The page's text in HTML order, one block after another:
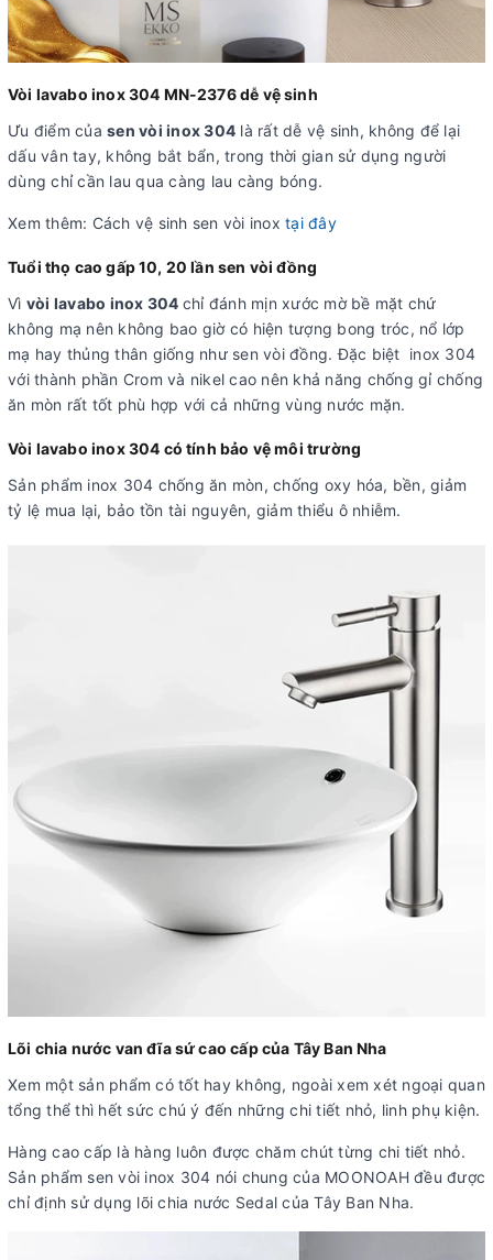
Vòi lavabo inox 304 MN-2376 dễ vệ sinh
Ưu điểm của sen vòi inox 304 là rất dễ vệ sinh, không để lại
dấu vân tay, không bắt bẩn, trong thời gian sử dụng người
dùng chỉ cần lau qua càng lau càng bóng.
Xem thêm: Cách vệ sinh sen vòi inox tại đây
Tuổi thọ cao gấp 10, 20 lần sen vòi đồng
Vì vòi lavabo inox 304 chỉ đánh mịn xước mờ bề mặt chứ
không mạ nên không bao giờ có hiện tượng bong tróc, nổ lớp
mạ hay thủng thân giống như sen vòi đồng. Đặc biệt inox 304
với thành phần Crom và nikel cao nên khả năng chống gỉ chống
ăn mòn rất tốt phù hợp với cả những vùng nước mặn.
Vòi lavabo inox 304 có tính bảo vệ môi trường
Sản phẩm inox 304 chống ăn mòn, chống oxy hóa, bền, giảm
tỷ lệ mua lại, bảo tồn tài nguyên, giảm thiểu ô nhiễm.
Lõi chia nước van đĩa sứ cao cấp của Tây Ban Nha
Xem một sản phẩm có tốt hay không, ngoài xem xét ngoại quan
tổng thể thì hết sức chú ý đến những chi tiết nhỏ, linh phụ kiện.
Hàng cao cấp là hàng luôn được chăm chút từng chi tiết nhỏ.
Sản phẩm sen vòi inox 304 nói chung của MOONOAH đều được
chỉ định sử dụng lõi chia nước Sedal của Tây Ban Nha.